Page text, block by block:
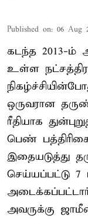
Published on: 06 Aug
கடந்த 2013-ம்
உள்ள
ஒருவரான
ரீதியாக
பெண்
இதையடுத்து
செய்யப்பட்டு 7
அவருக்கு